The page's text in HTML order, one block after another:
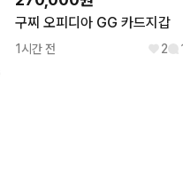
구찌 오피디아 GG 카드지갑
1시간 전 2